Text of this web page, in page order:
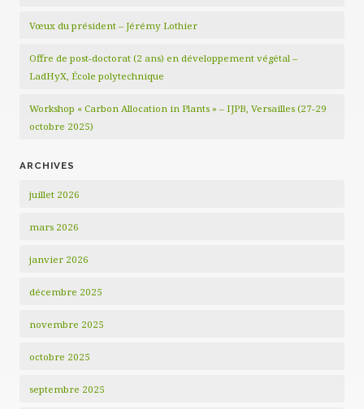
Vœux du président – Jérémy Lothier
Offre de post-doctorat (2 ans) en développement végétal –
LadHyX, École polytechnique
Workshop « Carbon Allocation in Plants » – IJPB, Versailles (27-29
octobre 2025)
ARCHIVES
juillet 2026
mars 2026
janvier 2026
décembre 2025
novembre 2025
octobre 2025
septembre 2025